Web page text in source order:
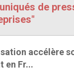
de
accélère
en Fr...